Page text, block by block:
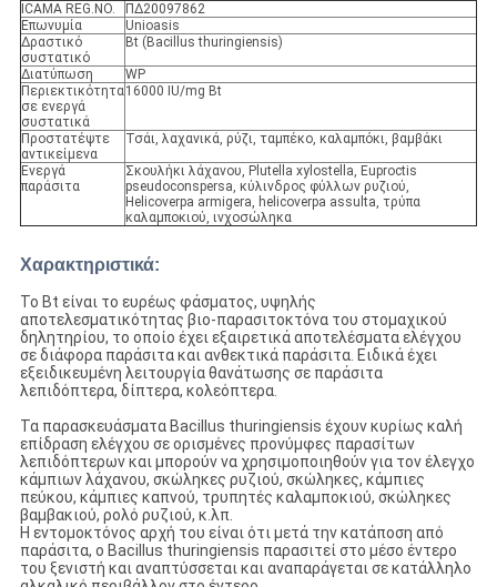
ICAMA REG.NO.
ΠΔ20097862
Επωνυμία
Unioasis
Δραστικό
συστατικό
Bt (Bacillus thuringiensis)
Διατύπωση
WP
Περιεκτικότητα
σε ενεργά
συστατικά
16000 IU/mg Bt
Προστατέψτε
αντικείμενα
Τσάι, λαχανικά, ρύζι, ταμπέκο, καλαμπόκι, βαμβάκι
Ενεργά
παράσιτα
Σκουλήκι λάχανου, Plutella xylostella, Euproctis
pseudoconspersa, κύλινδρος φύλλων ρυζιού,
Helicoverpa armigera, helicoverpa assulta, τρύπα
καλαμποκιού, ινχοσώληκα
Χαρακτηριστικά:
Το Bt είναι το ευρέως φάσματος, υψηλής
αποτελεσματικότητας βιο-παρασιτοκτόνα του στομαχικού
δηλητηρίου, το οποίο έχει εξαιρετικά αποτελέσματα ελέγχου
σε διάφορα παράσιτα και ανθεκτικά παράσιτα. Ειδικά έχει
εξειδικευμένη λειτουργία θανάτωσης σε παράσιτα
λεπιδόπτερα, δίπτερα, κολεόπτερα.
Τα παρασκευάσματα Bacillus thuringiensis έχουν κυρίως καλή
επίδραση ελέγχου σε ορισμένες προνύμφες παρασίτων
λεπιδόπτερων και μπορούν να χρησιμοποιηθούν για τον έλεγχο
κάμπιων λάχανου, σκώληκες ρυζιού, σκώληκες, κάμπιες
πεύκου, κάμπιες καπνού, τρυπητές καλαμποκιού, σκώληκες
βαμβακιού, ρολό ρυζιού, κ.λπ.
Η εντομοκτόνος αρχή του είναι ότι μετά την κατάποση από
παράσιτα, ο Bacillus thuringiensis παρασιτεί στο μέσο έντερο
του ξενιστή και αναπτύσσεται και αναπαράγεται σε κατάλληλο